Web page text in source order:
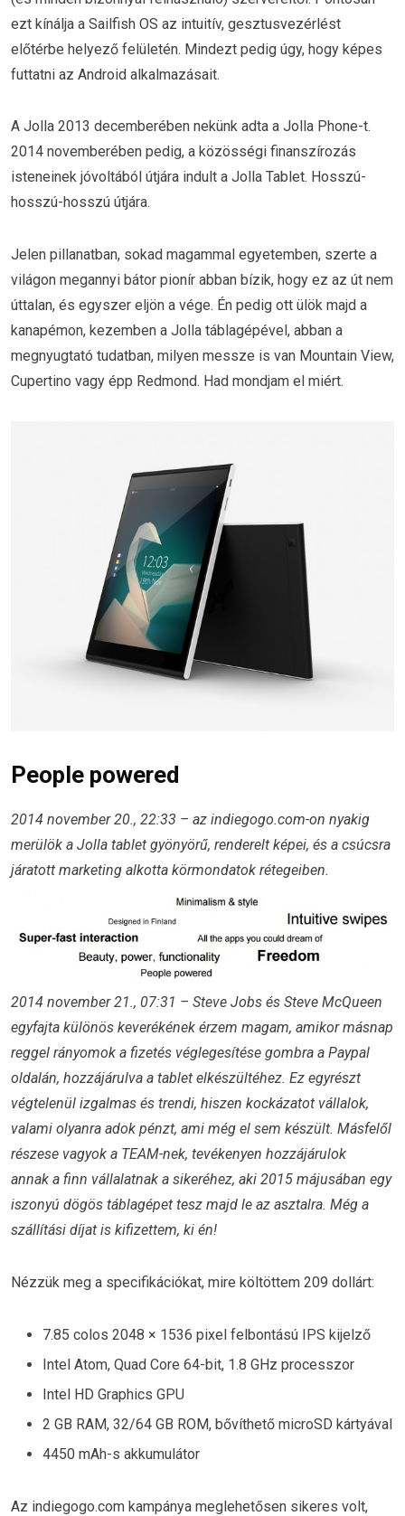
ezt kínálja a Sailfish OS az intuitív, gesztusvezérlést
előtérbe helyező felületén. Mindezt pedig úgy, hogy képes
futtatni az Android alkalmazásait.
A Jolla 2013 decemberében nekünk adta a Jolla Phone-t.
2014 novemberében pedig, a közösségi finanszírozás
isteneinek jóvoltából útjára indult a Jolla Tablet. Hosszú-
hosszú-hosszú útjára.
Jelen pillanatban, sokad magammal egyetemben, szerte a
világon megannyi bátor pionír abban bízik, hogy ez az út nem
úttalan, és egyszer eljön a vége. Én pedig ott ülök majd a
kanapémon, kezemben a Jolla táblagépével, abban a
megnyugtató tudatban, milyen messze is van Mountain View,
Cupertino vagy épp Redmond. Had mondjam el miért.
People powered
2014 november 20., 22:33 – az indiegogo.com-on nyakig
merülök a Jolla tablet gyönyörű, renderelt képei, és a csúcsra
járatott marketing alkotta körmondatok rétegeiben.
2014 november 21., 07:31 – Steve Jobs és Steve McQueen
egyfajta különös keverékének érzem magam, amikor másnap
reggel rányomok a fizetés véglegesítése gombra a Paypal
oldalán, hozzájárulva a tablet elkészültéhez. Ez egyrészt
végtelenül izgalmas és trendi, hiszen kockázatot vállalok,
valami olyanra adok pénzt, ami még el sem készült. Másfelől
részese vagyok a TEAM-nek, tevékenyen hozzájárulok
annak a finn vállalatnak a sikeréhez, aki 2015 májusában egy
iszonyú dögös táblagépet tesz majd le az asztalra. Még a
szállítási díjat is kifizettem, ki én!
Nézzük meg a specifikációkat, mire költöttem 209 dollárt:
7.85 colos 2048 × 1536 pixel felbontású IPS kijelző
Intel Atom, Quad Core 64-bit, 1.8 GHz processzor
Intel HD Graphics GPU
2 GB RAM, 32/64 GB ROM, bővíthető microSD kártyával
4450 mAh-s akkumulátor
Az indiegogo.com kampánya meglehetősen sikeres volt,